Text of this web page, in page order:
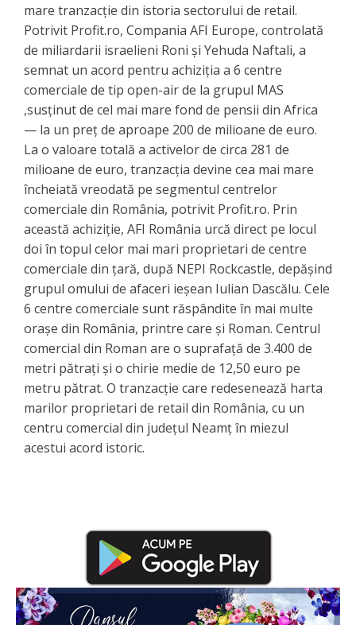
mare tranzacție din istoria sectorului de retail.
Potrivit Profit.ro, Compania AFI Europe, controlată
de miliardarii israelieni Roni și Yehuda Naftali, a
semnat un acord pentru achiziția a 6 centre
comerciale de tip open-air de la grupul MAS
,susținut de cel mai mare fond de pensii din Africa
— la un preț de aproape 200 de milioane de euro.
La o valoare totală a activelor de circa 281 de
milioane de euro, tranzacția devine cea mai mare
încheiată vreodată pe segmentul centrelor
comerciale din România, potrivit Profit.ro. Prin
această achiziție, AFI România urcă direct pe locul
doi în topul celor mai mari proprietari de centre
comerciale din țară, după NEPI Rockcastle, depășind
grupul omului de afaceri ieșean Iulian Dascălu. Cele
6 centre comerciale sunt răspândite în mai multe
orașe din România, printre care și Roman. Centrul
comercial din Roman are o suprafață de 3.400 de
metri pătrați și o chirie medie de 12,50 euro pe
metru pătrat. O tranzacție care redesenează harta
marilor proprietari de retail din România, cu un
centru comercial din județul Neamț în miezul
acestui acord istoric.